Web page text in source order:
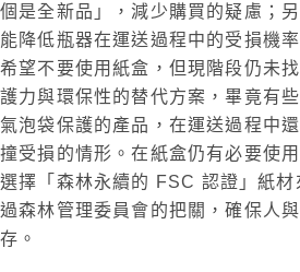
個是全新品」，減少購買的疑慮；
能降低瓶器在運送過程中的受損機
希望不要使用紙盒，但現階段仍未
護力與環保性的替代方案，畢竟有
氣泡袋保護的產品，在運送過程中
撞受損的情形。在紙盒仍有必要使
選擇「森林永續的 FSC 認證」紙材
過森林管理委員會的把關，確保人
存。